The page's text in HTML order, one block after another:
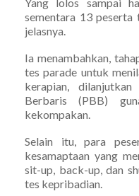
sementara 13 peserta
jelasnya.
Ia menambahkan,
tes parade untuk
kerapian,
Berbaris (PBB)
kekompakan.
Selain itu, para
kesamaptaan yang
sit-up, back-up, dan
tes kepribadian.